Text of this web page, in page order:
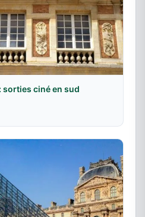
sorties ciné en sud